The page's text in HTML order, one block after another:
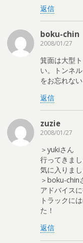
返信
boku-chin
2008/01/27
箕面は大型
い。トンネ
をお忘れな
返信
zuzie
2008/01/27
＞yukiさん
行ってきまし
気に入りま
＞boku-chin
アドバイス
トラックに
た！
返信